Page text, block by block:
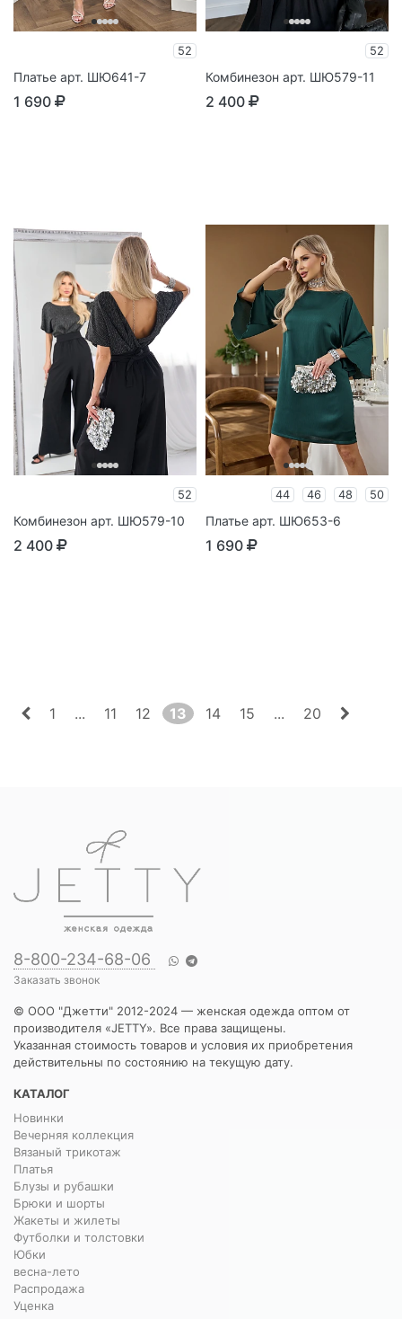
52
Платье арт. ШЮ641-7
1 690
52
Комбинезон арт. ШЮ579-11
2 400
52
Комбинезон арт. ШЮ579-10
2 400
44 46 48 50
Платье арт. ШЮ653-6
1 690
1 ... 11 12 13 14 15 ... 20
8-800-234-68-06
Заказать звонок
© ООО "Джетти" 2012-2024 — женская одежда оптом от
производителя «JETTY». Все права защищены.
Указанная стоимость товаров и условия их приобретения
действительны по состоянию на текущую дату.
КАТАЛОГ
Новинки
Вечерняя коллекция
Вязаный трикотаж
Платья
Блузы и рубашки
Брюки и шорты
Жакеты и жилеты
Футболки и толстовки
Юбки
весна-лето
Распродажа
Уценка